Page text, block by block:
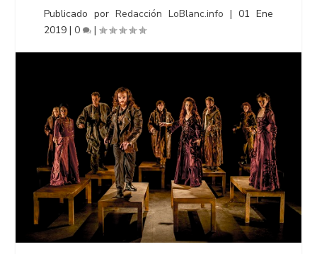
Publicado porRedacción LoBlanc.info | 01 Ene
2019 |0 |